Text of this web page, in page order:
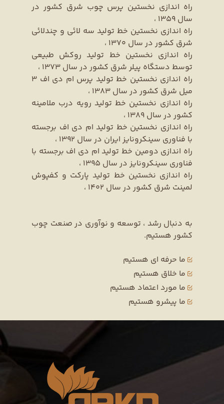
راه اندازی نخستین پرس چوب شرق کشور در
سال 1359 ،
راه اندازی نخستین خط تولید سه لائی و چندلائی
شرق کشور در سال 1370 ،
راه اندازی نخستین خط تولید روکش طبیعی
توسط دستگاه پیلر شرق کشور در سال 1373 ،
راه اندازی نخستین خط تولید پرس ام دی اف 3
میل شرق کشور در سال 1383 ،
راه اندازی نخستین خط تولید رویه درب ملامینه
کشور در سال 1389 ،
راه اندازی نخستین خط تولید ام دی اف برجسته
با فناوری سینکرونایز ایران در سال 1392 ،
راه اندازی دومین خط تولید ام دی اف برجسته با
فناوری سینکرونایز در سال 1395 ،
راه اندازی نخستین خط تولید پارکت و کفپوش
لمینت شرق کشور در سال 1402 ،
به دنبال رشد ، توسعه و نوآوری در صنعت چوب
کشور هستیم.
ما حرفه ای هستیم
ما خلاق هستیم
ما مورد اعتماد هستیم
ما پیشرو هستیم